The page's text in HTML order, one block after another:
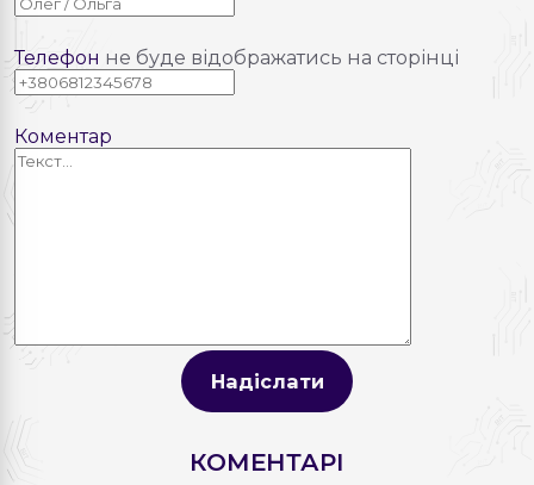
Телефон не буде відображатись на сторінці
Коментар
Надіслати
КОМЕНТАРІ